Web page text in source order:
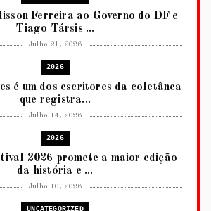
Ferreira ao Governo do DF e
Tiago Társis ...
Julho 21, 2026
2026
é um dos escritores da coletânea
que registra...
Julho 14, 2026
2026
2026 promete a maior edição
da história e ...
Julho 10, 2026
UNCATEGORIZED